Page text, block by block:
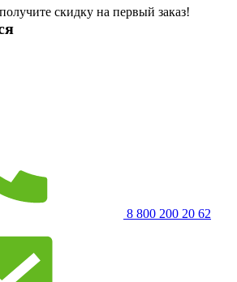
скидку на первый заказ!
8 800 200 20 62